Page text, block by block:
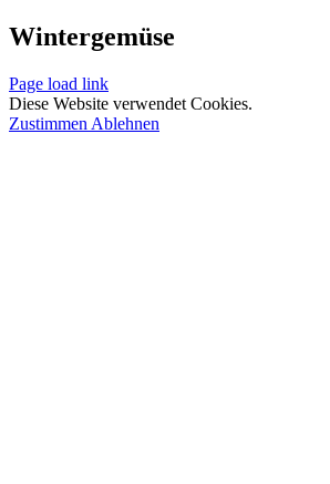
Wintergemüse
Page load link
Diese Website verwendet Cookies.
Zustimmen Ablehnen